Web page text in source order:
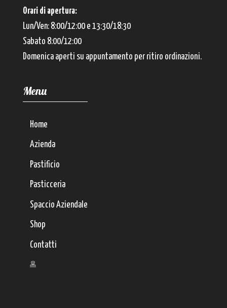
Orari di apertura:
Lun/Ven: 8:00/12:00 e 13:30/18:30
Sabato 8:00/12:00
Domenica aperti su appuntamento per ritiro ordinazioni.
Menu
Home
Azienda
Pastificio
Pasticceria
Spaccio Aziendale
Shop
Contatti